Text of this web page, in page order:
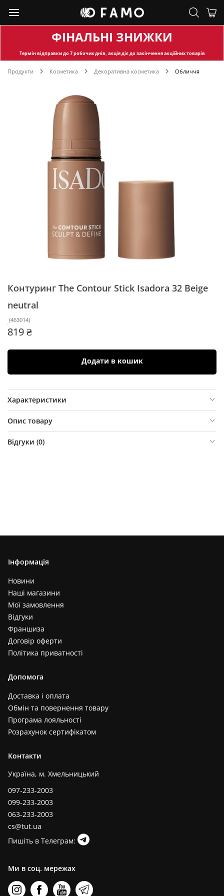
ФІНАЛЬНІ ЗНИЖКИ
Термін відправкидо 7 робочих днів, акція діє до закінчення акційних товарів
Продукти Косметика Декоративна косметика Обличчя
Контуринг The Contour Stick Isadora 32 Beige
neutral
(463014)
819 ₴
Додати в кошик
Характеристики
Опис товару
Відгуки (0)
Інформація
Новини
Наші магазини
Мої замовлення
Відгуки
Франшиза
Договір оферти
Політика приватності
Допомога
Доставка і оплата
Обмін та повернення товару
Програма лояльності
Розрахунок сертифікатом
Контакти
Україна, м. Хмельницький
097-233-2003
099-233-2003
063-233-2003
cs@tut.ua
Пишіть в Телеграм:
Ми в соц. мережах